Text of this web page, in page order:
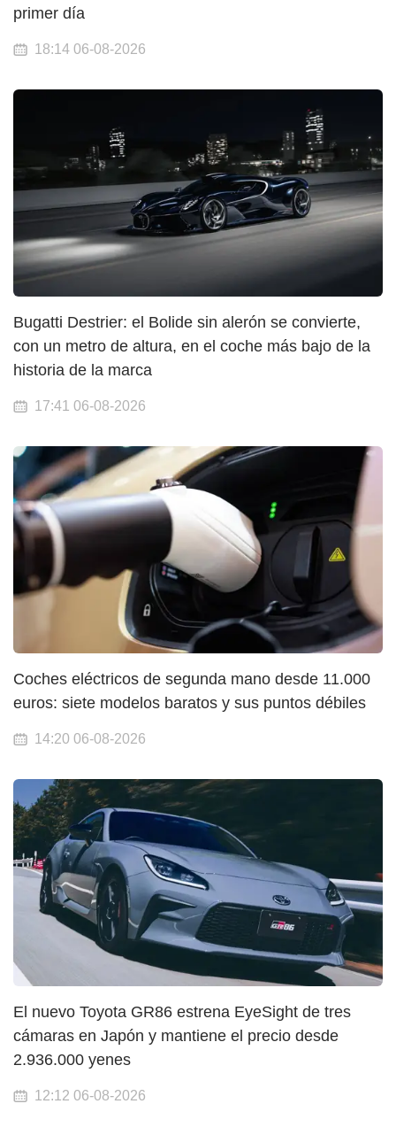
primer día
18:14 06-08-2026
Bugatti Destrier: el Bolide sin alerón se convierte,
con un metro de altura, en el coche más bajo de la
historia de la marca
17:41 06-08-2026
Coches eléctricos de segunda mano desde 11.000
euros: siete modelos baratos y sus puntos débiles
14:20 06-08-2026
El nuevo Toyota GR86 estrena EyeSight de tres
cámaras en Japón y mantiene el precio desde
2.936.000 yenes
12:12 06-08-2026